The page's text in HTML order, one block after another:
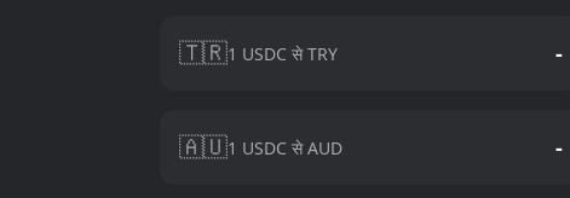
🇹🇷1 USDC से TRY -
🇦🇺1 USDC से AUD -